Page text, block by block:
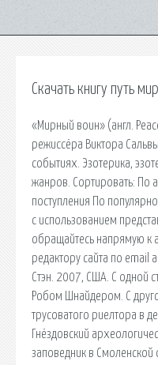
Скачать книгу путь
«Мирный воин» (англ.
режиссёра Виктора
событиях. Эзотерика,
жанров. Сортировать: По
поступления По
с использованием
обращайтесь напрямую к
редактору сайта по
Стэн. 2007, США. С одной
Робом Шнайдером. С
трусоватого риелтора в
Гнёздовский
заповедник в